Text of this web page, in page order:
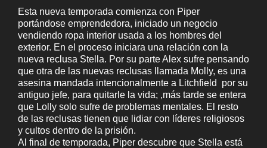
Esta nueva temporada comienza con Piper
portándose emprendedora, iniciado un negocio
vendiendo ropa interior usada a los hombres del
exterior. En el proceso iniciara una relación con la
nueva reclusa Stella. Por su parte Alex sufre pensando
que otra de las nuevas reclusas llamada Molly, es una
asesina mandada intencionalmente a Litchfield por su
antiguo jefe, para quitarle la vida; ,más tarde se entera
que Lolly solo sufre de problemas mentales. El resto
de las reclusas tienen que lidiar con líderes religiosos
y cultos dentro de la prisión.
Al final de temporada, Piper descubre que Stella está